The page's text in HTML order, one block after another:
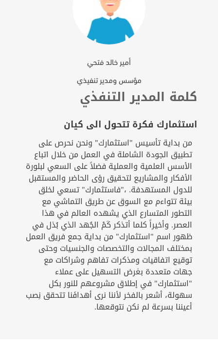
أمير خالد فتحي
مؤسس ومدير تنفيذي
كلمة المدير التنفذي
استثمارك فكرة تتحول الى كيان
من بداية تأسيس "استثمارك" ونحن نحرص على
تطبيق الجودة الشاملة في العمل من خلال اتباع
الأسس العلمية والعملية فضلاً على السعي لبلورة
الأفكار والمشاريع لتحقيق رؤى الحاضر والمستقبل
للدول المستهدفة. ،"فاستثمارك" تسعي لخلق
بيئة تتواءم مع السوق عن طريق التماشي مع
التطور المتسارع الذي يشهده العالم في هذا
العصر. وأخيراً كلما أتذكر كَمْ الجُهد الذي بُذل في
ظهور اسم "استثمارك" من بداية جمع فريق العمل
بمختلف المجالات والتخصصات والجنسيات وحتى
توقيع اتفاقيات ومذكرات تفاهم وشراكات مع
جهات متعددة بغرض التسهيل على عملاء
"استثمارك" في إطلاق مشروعهم للنور بكل
سهولة، أشعر بالفخر لأننا نرى أهدافَنا تتحقق نِصب
أعيننا بسرعة لم نكن نتوقعها.